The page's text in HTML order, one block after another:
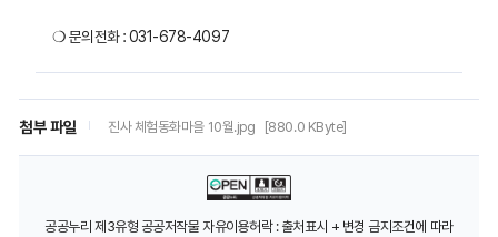
❍ 문의전화 : 031-678-4097
첨부 파일 진사 체험동화마을 10월.jpg [880.0 KByte]
공공누리 제3유형 공공저작물 자유이용허락 : 출처표시 + 변경 금지조건에 따라